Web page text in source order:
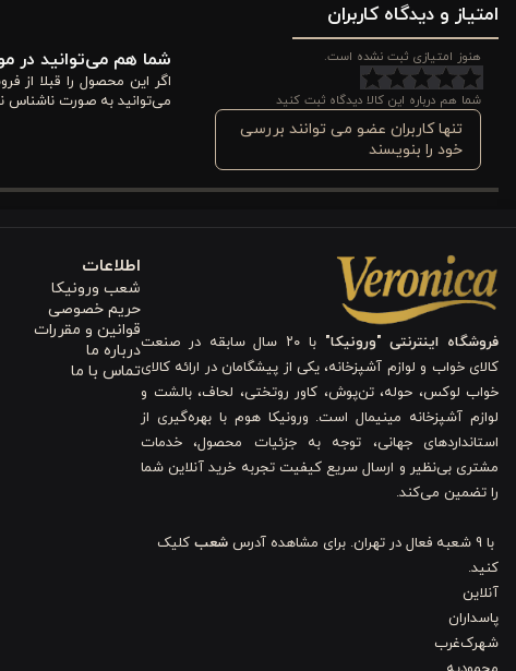
طرح منحصر به فرد Glenda
حس ثبات و آرامش را القا می‌کند، در حالی که جزئیات آجری، گرما و
تبدیل کرده و به راحتی با سبک‌های مختلف دکوراسیون، از مدرن مینیمال
2. جنس پارچه: لطافت بی‌نظیر ۱۰۰٪ نخ پنبه لوکس
این، دوام و ماندگاری بالای این نخ پنبه، حتی پس از شستشوهای مکرر (در دمای ۳۰ درجه سانتی‌گراد)، زیبایی و کیفیت اولیه ست را حفظ می
3. ساختار ۶ تکه: پوشش کامل و کاربردی برای تخت دونفره
این مجموعه شاملدو عدد روبالشتی ساده و دو عدد روبالشتی طرحدار است
عدد ملحفه روی تشک، از تشک شما محافظت کرده و حس تمیزی و لطافت را در
دلیل کیفیت دوخت و جنس پارچه، استفاده و شستشوی آن را بسیار آسان می
طراحی و تولید این ست لحاف با تمرکز بر دوام و سهولت نگهداری، آن را
لوکس
قابلیت شستشو در دمای ۳۰ درجه سانتی‌گراد
امتیاز و دیدگاه کاربران
هنوز امتیازی ثبت نشده است.
شما هم درباره این کالا دیدگاه ثبت کنید
تنها کاربران عضو می توانند بررسی
خود را بنویسند
شما هم می‌توانید در
اگر این محصول را قبلا از
می‌توانید به صورت ناشناس
فروشگاه اینترنتی "ورونیکا"
با ۲۰ سال سابقه در صنعت
کالای خواب و لوازم آشپزخانه، یکی از پیشگامان در ارائه کالای
خواب لوکس، حوله، تن‌پوش، کاور روتختی، لحاف، بالشت و
لوازم آشپزخانه مینیمال است. ورونیکا هوم با بهره‌گیری از
استانداردهای جهانی، توجه به جزئیات محصول، خدمات
مشتری بی‌نظیر و ارسال سریع کیفیت تجربه خرید آنلاین شما
را تضمین می‌کند.
با 9 شعبه فعال در تهران. برای مشاهده آدرس شعب کلیک
کنید.
آنلاین
پاسداران
شهرک‌غرب
اطلاعات
شعب ورونیکا
حریم خصوصی
قوانین و مقررات
درباره ما
تماس با ما